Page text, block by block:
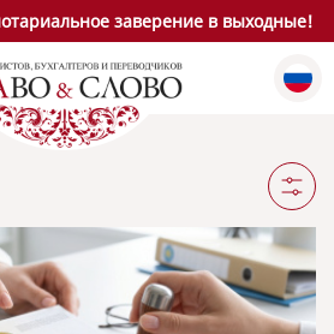
заверение в выходные!